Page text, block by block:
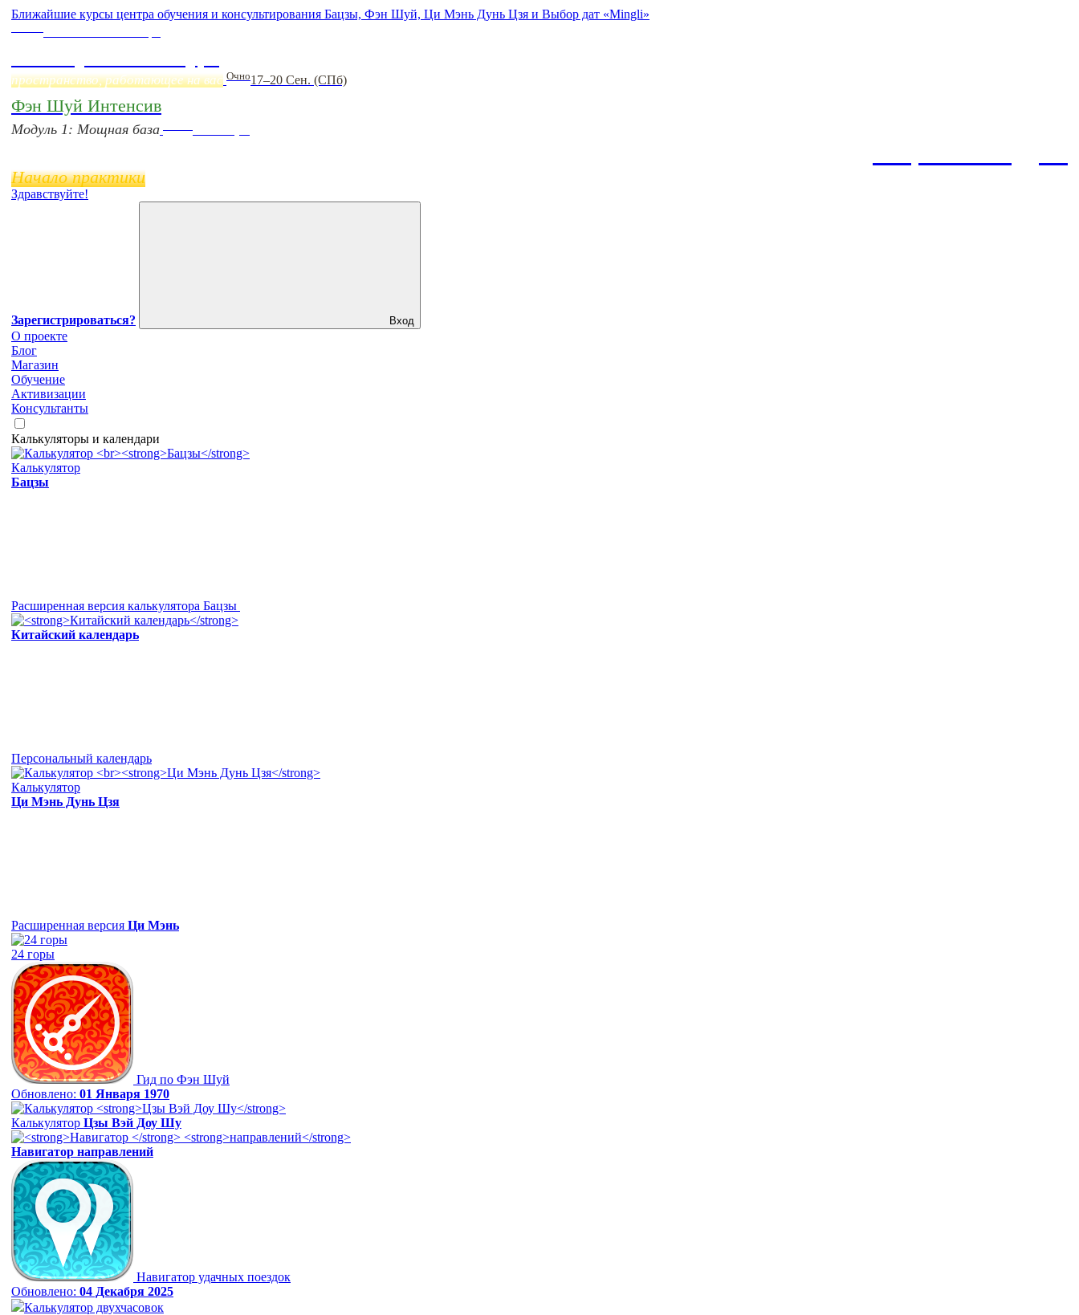
Ближайшие курсы центра обучения и консультирования Бацзы, Фэн Шуй, Ци Мэнь Дунь Цзя и Выбор дат «Mingli»
пространство, работающее на вас Очно17–20 Сен. (СПб)
Фэн Шуй Интенсив
Модуль 1: Мощная база
Начало практики
Здравствуйте!
Зарегистрироваться? Вход
О проекте
Блог
Магазин
Обучение
Активизации
Консультанты
Калькуляторы и календари
Калькулятор
Бацзы
Расширенная версия калькулятора Бацзы
Китайский календарь
Персональный календарь
Калькулятор
Ци Мэнь Дунь Цзя
Расширенная версия Ци Мэнь
24 горы
Гид по Фэн Шуй
Обновлено: 01 Января 1970
Калькулятор Цзы Вэй Доу Шу
Навигатор направлений
Навигатор удачных поездок
Обновлено: 04 Декабря 2025
Калькулятор двухчасовок